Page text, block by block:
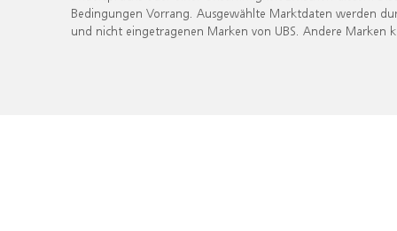
Bedingungen Vorrang. Ausgewählte Marktdaten werden
und nicht eingetragenen Marken von UBS. Andere Marken